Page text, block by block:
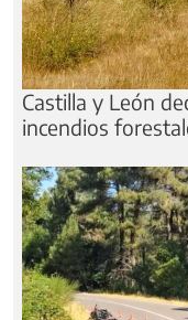
Castilla y León
incendios